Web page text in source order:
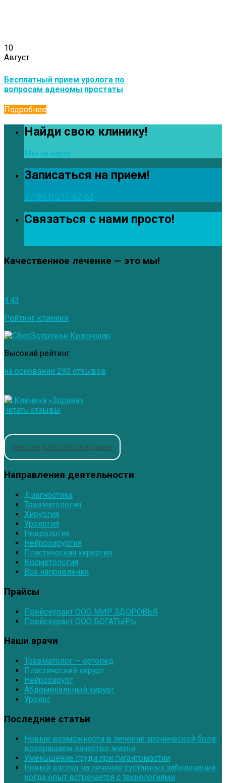
10
Август
Бесплатный прием уролога по
вопросам аденомы простаты
Подробнее
Найди свою клинику!
Мы на карте
Записаться на прием!
+7 (861) 211-62-63
Связаться с нами просто!
Качественное лечение — это мы!
4.43
Рейтинг клиники
Высокий рейтинг
на основании 293 отзывов
Клиника «Здрава»
читать отзывы
Версия для слабовидящих
Направления деятельности
Диагностика
Травматология
Хирургия
Урология
Неврология
Нейрохирургия
Пластическая хирургия
Косметология
Все направления
Прайсы
Прейскурант ООО МИР ЗДОРОВЬЯ
Прейскурант ООО БОГАТЫРЬ
Наши врачи
Травматолог — ортопед
Пластический хирург
Нейрохирург
Абдоминальный хирург
Уролог
Последние статьи
Новые возможности в лечении хронической боли:
возвращаем качество жизни
Уменьшение груди при гигантомастии
Новый взгляд на лечение суставных заболеваний:
когда опыт встречается с технологиями